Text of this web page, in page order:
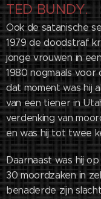
TED BUNDY.
Ook de satanische
1979 de doodstraf
jonge vrouwen in
1980 nogmaals voor
dat moment was hij
van een tiener in
verdenking van
en was hij tot twee
Daarnaast was hij
30 moordzaken in
benaderde zijn